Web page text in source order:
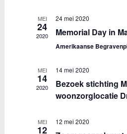
MEI
24
2020
24 mei 2020
Memorial Day in
Amerikaanse
MEI
14
2020
14 mei 2020
Bezoek stichting
woonzorglocatie
MEI
12
12 mei 2020